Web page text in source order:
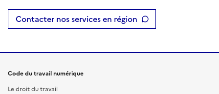
Contacter nos services en région
Code du travail numérique
Le droit du travail